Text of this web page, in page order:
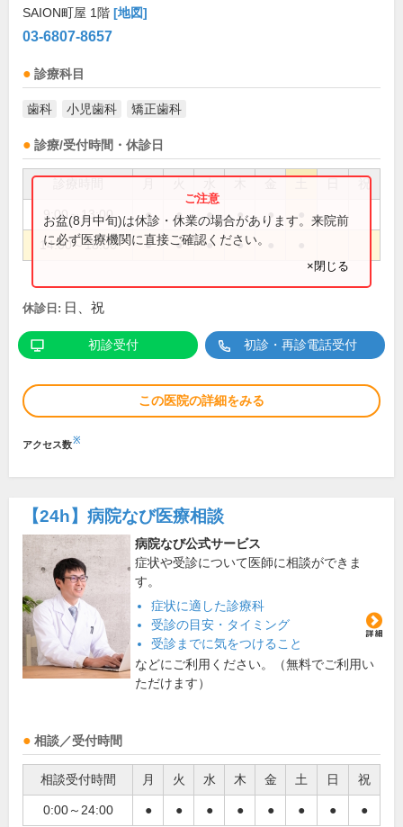
SAION町屋 1階 [地図]
03-6807-8657
診療科目
歯科 小児歯科 矯正歯科
診療/受付時間・休診日
祝
9:00～13:00 ● ● ● ● ●
14:00～18:00 ● ● ● ●
お盆(8月中旬)は休診・休業の場合があります。来院前
に必ず医療機関に直接ご確認ください。
×閉じる
休診日: 日、祝
初診受付 初診・再診電話受付
この医院の詳細をみる
アクセス数※
【24h】 病院なび医療相談
病院なび公式サービス
症状や受診について医師に相談ができま
す。
症状に適した診療科
受診の目安・タイミング
受診までに気をつけること
などにご利用ください。（無料でご利用い
ただけます）
相談／受付時間
相談受付時間 月 火 水 木 金 土 日 祝
0:00～24:00 ● ● ● ● ● ● ● ●